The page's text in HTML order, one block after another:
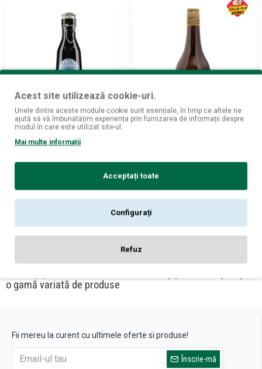
Five Farms
Five Farms Single Batch Irish
ADAUGĂ ÎN COŞ
59, lei
ADAUGĂ ÎN COŞ
Ați ajuns la sfârșitul listei de produse.
o gamă variată de produse
Fii mereu la curent cu ultimele oferte si produse!
Înscrie-mă
Acest site utilizează cookie-uri.
Unele dintre aceste module cookie sunt esențiale, în timp ce altele ne
ajută să vă îmbunătățim experiența prin furnizarea de informații despre
modul în care este utilizat site-ul.
Mai multe informații
Acceptați toate
Configurați
Refuz